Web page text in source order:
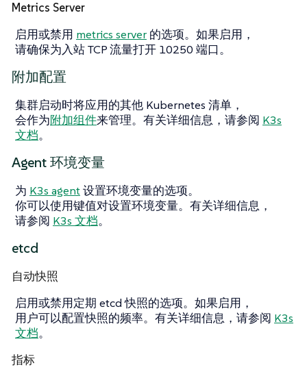
Metrics Server
启用或禁用 metrics server 的选项。如果启用，
请确保为入站 TCP 流量打开 10250 端口。
附加配置
集群启动时将应用的其他 Kubernetes 清单，
会作为附加组件来管理。有关详细信息，请参阅 K3s
文档。
Agent 环境变量
为 K3s agent设置环境变量的选项。
你可以使用键值对设置环境变量。有关详细信息，
请参阅 K3s 文档。
etcd
自动快照
启用或禁用定期 etcd 快照的选项。如果启用，
用户可以配置快照的频率。有关详细信息，请参阅 K3s
文档。
指标